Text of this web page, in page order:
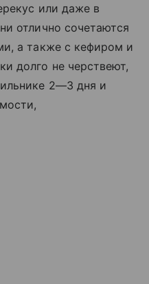
или даже в
отлично сочетаются
а также с кефиром и
долго не черствеют,
2—3 дня и